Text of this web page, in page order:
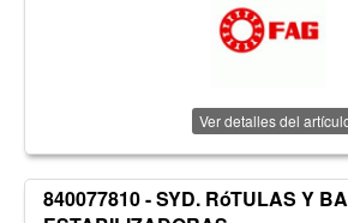
Ver detalles del
840077810 - SYD. RóTULAS Y